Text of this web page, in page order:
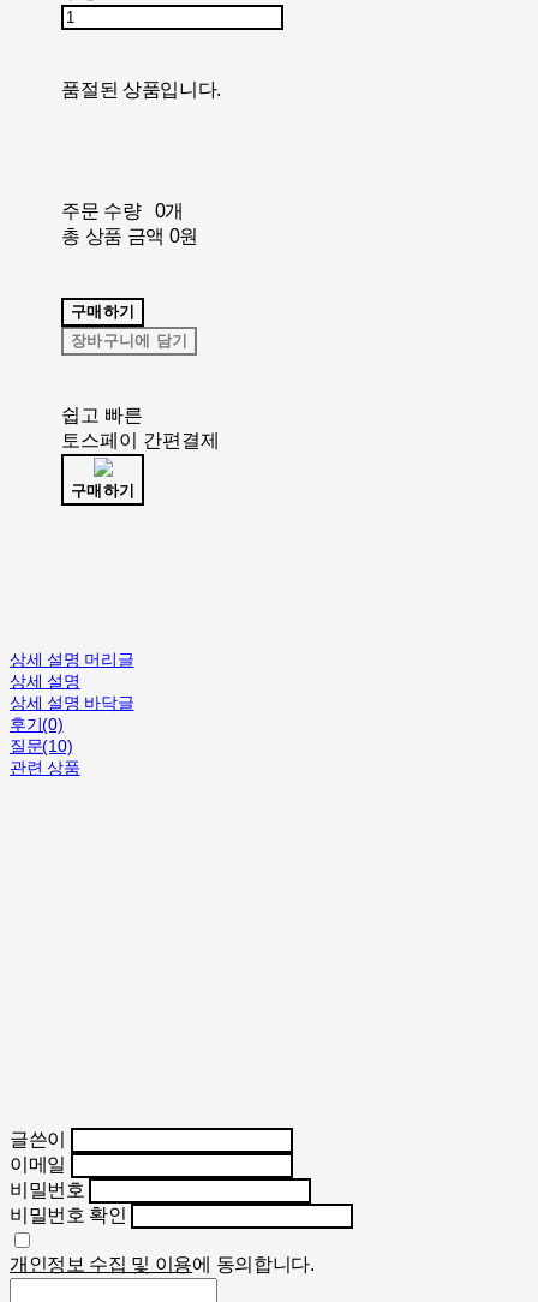
품절된 상품입니다.
주문 수량
0개
총 상품 금액 0원
구매하기
장바구니에 담기
쉽고 빠른
토스페이 간편결제
구매하기
상세 설명 머리글
상세 설명
상세 설명 바닥글
후기(0)
질문(10)
관련 상품
글쓴이
이메일
비밀번호
비밀번호 확인
개인정보 수집 및 이용에 동의합니다.